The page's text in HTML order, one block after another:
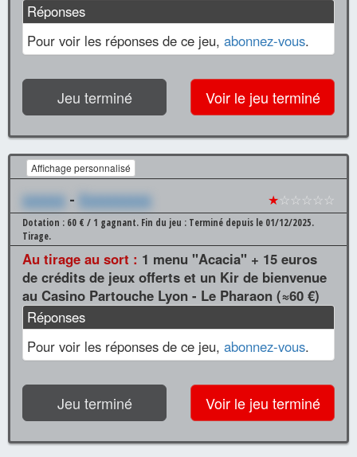
Réponses
Pour voir les réponses de ce jeu, abonnez-vous.
Jeu terminé Voir le jeu terminé
Affichage personnalisé
xxxxxx - Xxxxxxxxxx ★☆☆☆☆☆
Dotation : 60 € / 1 gagnant. Fin du jeu : Terminé depuis le 01/12/2025.
Tirage.
Au tirage au sort : 1 menu "Acacia" + 15 euros
de crédits de jeux offerts et un Kir de bienvenue
au Casino Partouche Lyon - Le Pharaon (≈60 €)
Réponses
Pour voir les réponses de ce jeu, abonnez-vous.
Jeu terminé Voir le jeu terminé